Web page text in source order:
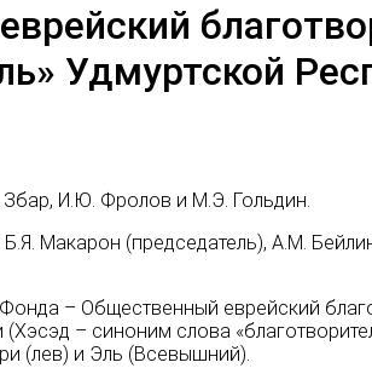
Удмуртской
И.Ю. Фролов и М.Э. Гольдин.
Макарон (председатель), А.М.
– Общественный еврейский
(Хэсэд – синоним слова
(лев) и Эль (Всевышний).